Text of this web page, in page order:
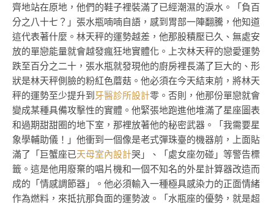
齊地站在原地，他們的鞋子裡裝滿了已經潮濕的淚水。「負百
分之八十七？」張水瓶喃喃自語，感到胃部一陣翻騰，他知道
這代表著什麼。林天秤的運勢越差，他那股積壓已久、無處安
放的單戀能量就會越發瘋狂地實體化。上次林天秤的戀愛運勢
跌至百分之二十，張水瓶就發現他的廚房裡長滿了巨大的、形
狀是林天秤側臉的粉紅色蘑菇。他必須在今天結束前，將林天
秤的運勢至少提升到牙醫診所設計零。否則，他那份單戀就會
變成某種具備攻擊性的實體。他緊張地跑進他堆滿了星座圖表
和過期甜甜圈的地下室，那裡放著他的秘密武器。「我需要星
象學輔助儀！」他衝到一個像是老式彈珠臺的機器前，上面貼
滿了「巨蟹座已天母室內設計哭」、「處女座勿碰」等警告標
籤。這是他用廢棄的唱片機和一個不知名的外星計算器改造而
成的「情感調節器」。他必須輸入一種極具感染力的正面情緒
作為燃料，來抵抗那負面的運勢波。「水瓶座的優勢，就是超